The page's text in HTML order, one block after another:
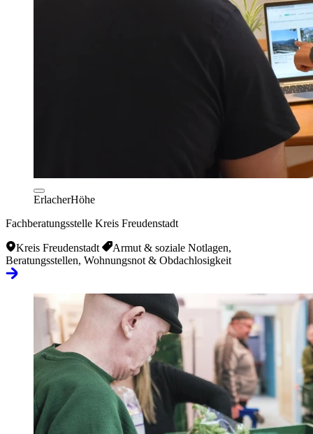
ErlacherHöhe
Fachberatungsstelle Kreis Freudenstadt
Kreis Freudenstadt
Armut & soziale Notlagen,
Beratungsstellen, Wohnungsnot & Obdachlosigkeit